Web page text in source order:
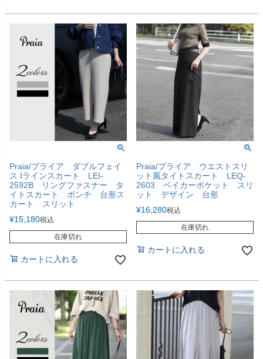
Praia/プライア ダブルフェイ
ス Iラインスカート LEI-
2592B リングファスナー タ
イトスカート ポンチ 台形ス
カート スリット
¥15,180税込
在庫切れ
カートに入れる
Praia/プライア ウエストスリ
ット風タイトスカート LEQ-
2603 ベイカーポケット スリ
ット デザイン 台形
¥16,280税込
在庫切れ
カートに入れる